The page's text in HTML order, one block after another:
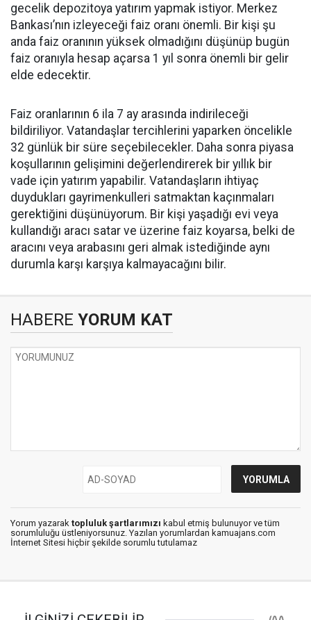
gecelik depozitoya yatırım yapmak istiyor. Merkez
Bankası’nın izleyeceği faiz oranı önemli. Bir kişi şu
anda faiz oranının yüksek olmadığını düşünüp bugün
faiz oranıyla hesap açarsa 1 yıl sonra önemli bir gelir
elde edecektir.
Faiz oranlarının 6 ila 7 ay arasında indirileceği
bildiriliyor. Vatandaşlar tercihlerini yaparken öncelikle
32 günlük bir süre seçebilecekler. Daha sonra piyasa
koşullarının gelişimini değerlendirerek bir yıllık bir
vade için yatırım yapabilir. Vatandaşların ihtiyaç
duydukları gayrimenkulleri satmaktan kaçınmaları
gerektiğini düşünüyorum. Bir kişi yaşadığı evi veya
kullandığı aracı satar ve üzerine faiz koyarsa, belki de
aracını veya arabasını geri almak istediğinde aynı
durumla karşı karşıya kalmayacağını bilir.
HABERE YORUM KAT
Yorum yazarak topluluk şartlarımızı kabul etmiş bulunuyor ve tüm
sorumluluğu üstleniyorsunuz. Yazılan yorumlardan kamuajans.com
İnternet Sitesi hiçbir şekilde sorumlu tutulamaz